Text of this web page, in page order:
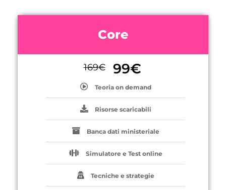
Core
169€ 99€
Teoria on demand
Risorse scaricabili
Banca dati ministeriale
Simulatore e Test online
Tecniche e strategie